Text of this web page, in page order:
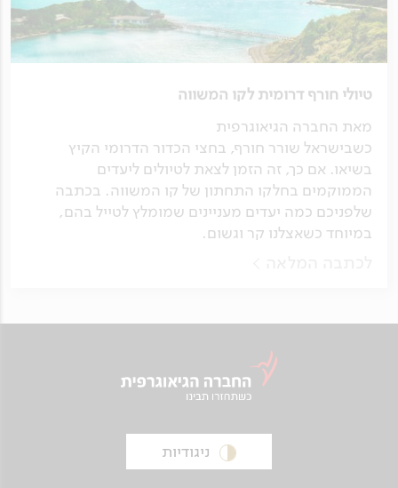
טיולי חורף דרומית לקו המשווה
מאת החברה הגיאוגרפית
כשבישראל שורר חורף, בחצי הכדור הדרומי הקיץ
בשיאו. אם כך, זה הזמן לצאת לטיולים ליעדים
הממוקמים בחלקו התחתון של קו המשווה. בכתבה
שלפניכם כמה יעדים מעניינים שמומלץ לטייל בהם,
במיוחד כשאצלנו קר וגשום.
ניגודיות